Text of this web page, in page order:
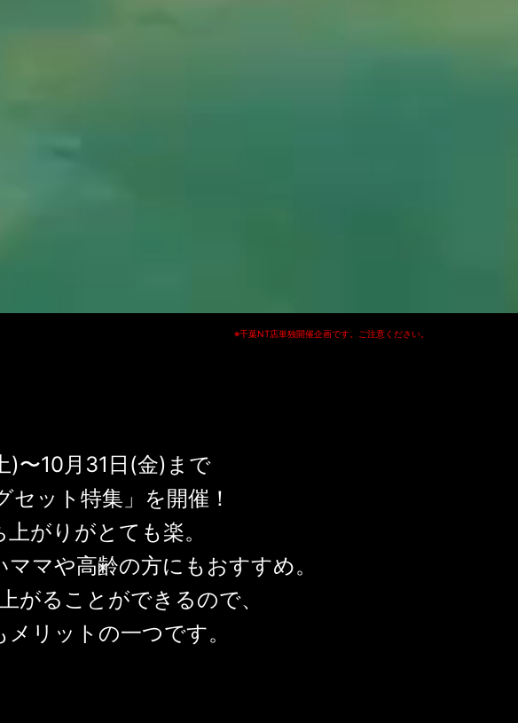
※千葉NT店単独開催企画です。ご注意ください。
)〜10月31日(金)まで
セット特集」を開催！
がりがとても楽。
マや高齢の方にもおすすめ。
がることができるので、
リットの一つです。